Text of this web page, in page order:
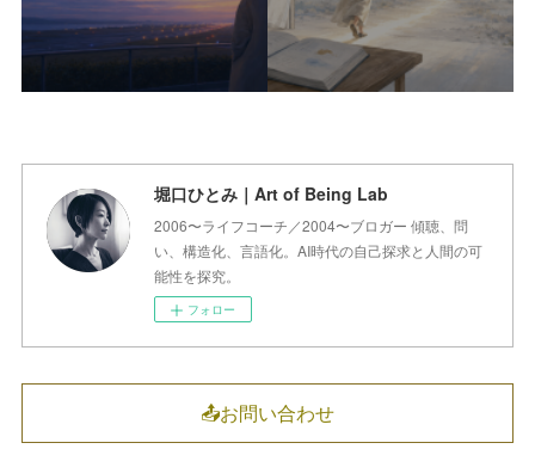
堀口ひとみ｜Art of Being Lab
2006〜ライフコーチ／2004〜ブロガー 傾聴、問
い、構造化、言語化。AI時代の自己探求と人間の可
能性を探究。
フォロー
📤お問い合わせ